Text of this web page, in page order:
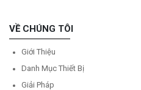
VỀ CHÚNG TÔI
Giới Thiệu
Danh Mục Thiết Bị
Giải Pháp